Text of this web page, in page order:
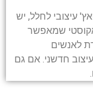
עיצובי לחלל, יש
אקוסטי שמאפשר
לאנשים
חדשני. אם גם